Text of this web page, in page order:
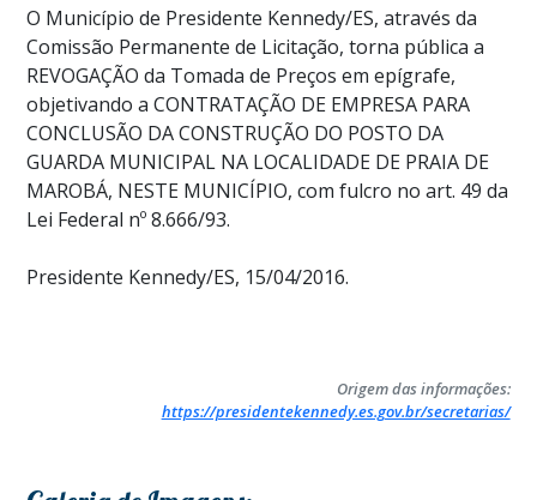
O Município de Presidente Kennedy/ES, através da
Comissão Permanente de Licitação, torna pública a
REVOGAÇÃO da Tomada de Preços em epígrafe,
objetivando a CONTRATAÇÃO DE EMPRESA PARA
CONCLUSÃO DA CONSTRUÇÃO DO POSTO DA
GUARDA MUNICIPAL NA LOCALIDADE DE PRAIA DE
MAROBÁ, NESTE MUNICÍPIO, com fulcro no art. 49 da
Lei Federal nº 8.666/93.
Presidente Kennedy/ES, 15/04/2016.
Origem das informações:
https://presidentekennedy.es.gov.br/secretarias/